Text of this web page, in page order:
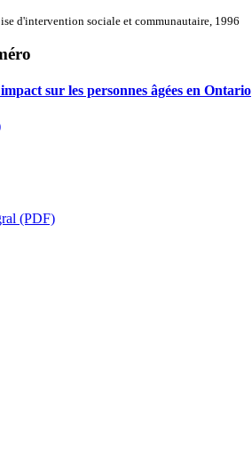
d'intervention sociale et communautaire, 1996
sur les personnes âgées en Ontario
(PDF)